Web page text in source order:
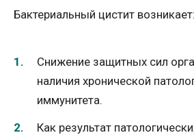
Бактериальный цистит возникает:
Снижение защитных сил
наличия хронической
иммунитета.
Как результат